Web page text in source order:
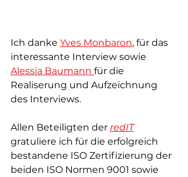
Ich danke Yves Monbaron, für das
interessante Interview sowie
Alessia Baumann für die
Realiserung und Aufzeichnung
des Interviews.
Allen Beteiligten der redIT
gratuliere ich für die erfolgreich
bestandene ISO Zertifizierung der
beiden ISO Normen 9001 sowie